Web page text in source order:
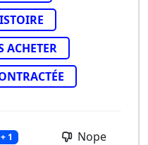
ACHETER
+ 1 Nope